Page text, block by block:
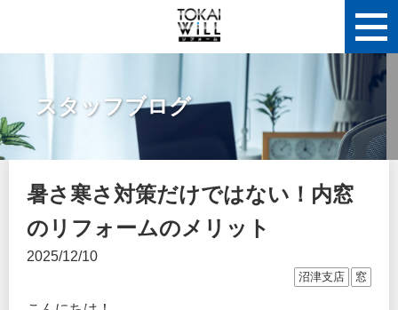
スタッフブログ
暑さ寒さ対策だけではない！内窓
のリフォームのメリット
2025/12/10
沼津支店 窓